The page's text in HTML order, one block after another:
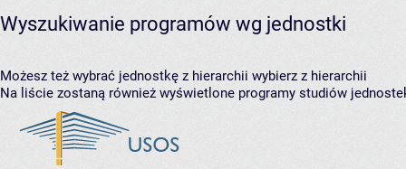
Wyszukiwanie programów wg jednostki
Możesz też wybrać jednostkę z hierarchii wybierz z hierarchii
Na liście zostaną również wyświetlone programy studiów